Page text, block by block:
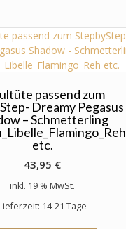
passend zum
Dreamy Pegasus
– Schmetterling
etc.
43,95 €
inkl. 19 % MwSt.
14-21 Tage